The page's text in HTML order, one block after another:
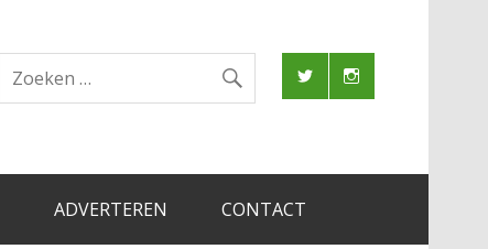
ADVERTEREN CONTACT